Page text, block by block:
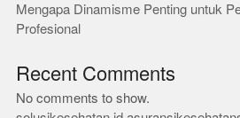
Mengapa Dinamisme Penting untuk
Profesional
Recent Comments
No comments to show.